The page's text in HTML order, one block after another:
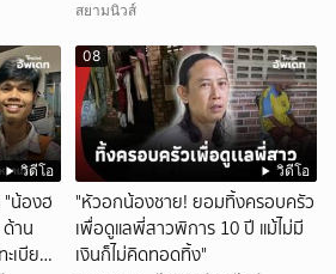
สยามนิวส์
วิดีโอ
"น้องฮ
าน
เบียน
วิดีโอ
08
"หัวอกน้องชาย! ยอมทิ้งครอบครัว
เพื่อดูแลพี่สาวพิการ 10 ปี แม้ไม่มี
เงินก็ไม่คิดทอดทิ้ง"